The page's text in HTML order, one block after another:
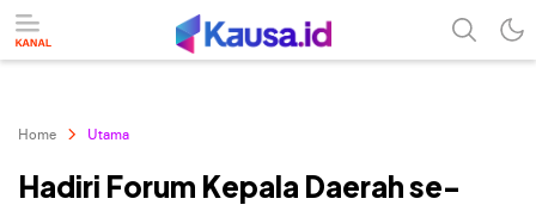
Home Utama
Hadiri Forum Kepala Daerah se-